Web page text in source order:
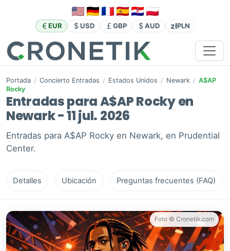
EUR USD GBP AUD złPLN
Portada / Concierto Entradas / Estados Unidos / Newark / A$AP
Rocky
Entradas para A$AP Rocky en
Newark - 11 jul. 2026
Entradas para A$AP Rocky en Newark, en Prudential
Center.
Detalles Ubicación Preguntas frecuentes (FAQ)
Foto © Cronetik.com